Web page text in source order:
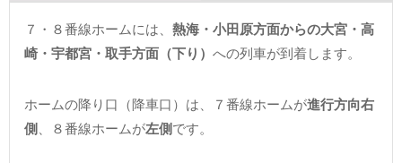
７・８番線ホームには、 熱海・小田原方面からの大宮・高
崎・宇都宮・取手方面（下り） への列車が到着します。
ホームの降り口（降車口）は、７番線ホームが進行方向右
側
、８番線ホームが左側です。